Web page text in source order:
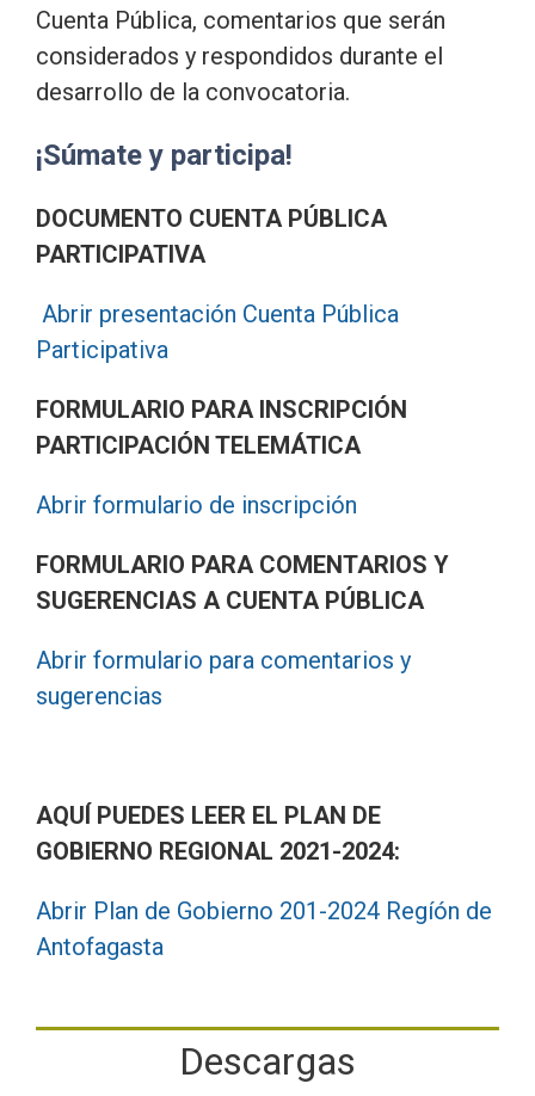
Cuenta Pública, comentarios que serán
considerados y respondidos durante el
desarrollo de la convocatoria.
¡Súmate y participa!
DOCUMENTO CUENTA PÚBLICA
PARTICIPATIVA
Abrir presentación Cuenta Pública
Participativa
FORMULARIO PARA INSCRIPCIÓN
PARTICIPACIÓN TELEMÁTICA
Abrir formulario de inscripción
FORMULARIO PARA COMENTARIOS Y
SUGERENCIAS A CUENTA PÚBLICA
Abrir formulario para comentarios y
sugerencias
AQUÍ PUEDES LEER EL PLAN DE
GOBIERNO REGIONAL 2021-2024:
Abrir Plan de Gobierno 201-2024 Regíón de
Antofagasta
Descargas